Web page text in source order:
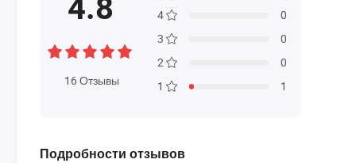
4.8
16Отзывы
4
0
3
0
2
0
1
1
Подробности отзывов